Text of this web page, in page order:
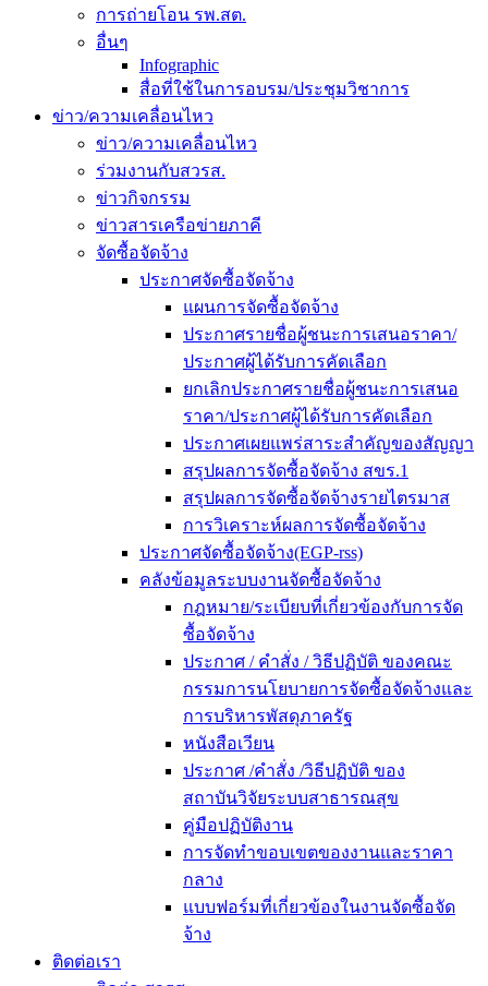
การถ่ายโอน รพ.สต.
อื่นๆ
Infographic
สื่อที่ใช้ในการอบรม/ประชุมวิชาการ
ข่าว/ความเคลื่อนไหว
ข่าว/ความเคลื่อนไหว
ร่วมงานกับสวรส.
ข่าวกิจกรรม
ข่าวสารเครือข่ายภาคี
จัดซื้อจัดจ้าง
ประกาศจัดซื้อจัดจ้าง
แผนการจัดซื้อจัดจ้าง
ประกาศรายชื่อผู้ชนะการเสนอราคา/
ประกาศผู้ได้รับการคัดเลือก
ยกเลิกประกาศรายชื่อผู้ชนะการเสนอ
ราคา/ประกาศผู้ได้รับการคัดเลือก
ประกาศเผยแพร่สาระสำคัญของสัญญา
สรุปผลการจัดซื้อจัดจ้าง สขร.1
สรุปผลการจัดซื้อจัดจ้างรายไตรมาส
การวิเคราะห์ผลการจัดซื้อจัดจ้าง
ประกาศจัดซื้อจัดจ้าง(EGP-rss)
คลังข้อมูลระบบงานจัดซื้อจัดจ้าง
กฎหมาย/ระเบียบที่เกี่ยวข้องกับการจัด
ซื้อจัดจ้าง
ประกาศ / คำสั่ง / วิธีปฏิบัติ ของคณะ
กรรมการนโยบายการจัดซื้อจัดจ้างและ
การบริหารพัสดุภาครัฐ
หนังสือเวียน
ประกาศ /คำสั่ง /วิธีปฏิบัติ ของ
สถาบันวิจัยระบบสาธารณสุข
คู่มือปฏิบัติงาน
การจัดทำขอบเขตของงานและราคา
กลาง
แบบฟอร์มที่เกี่ยวข้องในงานจัดซื้อจัด
จ้าง
ติดต่อเรา